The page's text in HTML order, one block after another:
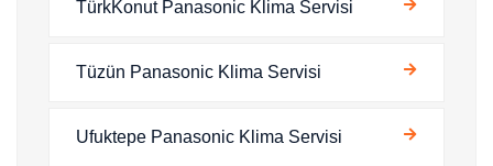
TürkKonut Panasonic Klima Servisi
Tüzün Panasonic Klima Servisi
Ufuktepe Panasonic Klima Servisi